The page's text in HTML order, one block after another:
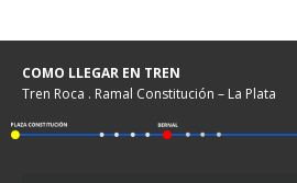
COMO LLEGAR EN TREN
Tren Roca . Ramal Constitución – La Plata